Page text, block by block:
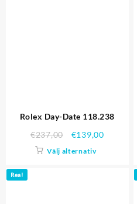
Rolex Day-Date 118.238
€237,00 €139,00
Välj alternativ
Rea!